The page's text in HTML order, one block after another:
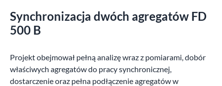
Synchronizacja dwóch agregatów FD
500 B
Projekt obejmował pełną analizę wraz z pomiarami, dobór
właściwych agregatów do pracy synchronicznej,
dostarczenie oraz pełna podłączenie agregatów w